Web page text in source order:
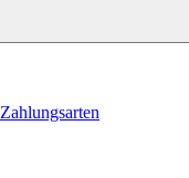
Zahlungsarten